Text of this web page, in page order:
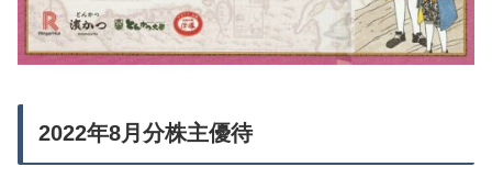
2022年8月分株主優待